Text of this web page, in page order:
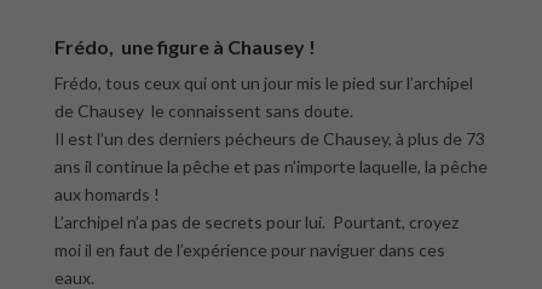
Frédo, une figure à Chausey !
Frédo, tous ceux qui ont un jour mis le pied sur l’archipel
de Chausey le connaissent sans doute.
Il est l’un des derniers pécheurs de Chausey, à plus de 73
ans il continue la pêche et pas n’importe laquelle, la pêche
aux homards !
L’archipel n’a pas de secrets pour lui. Pourtant, croyez
moi il en faut de l’expérience pour naviguer dans ces
eaux.